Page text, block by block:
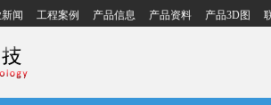
闻 工程案例 产品信息 产品资料 产品3D图